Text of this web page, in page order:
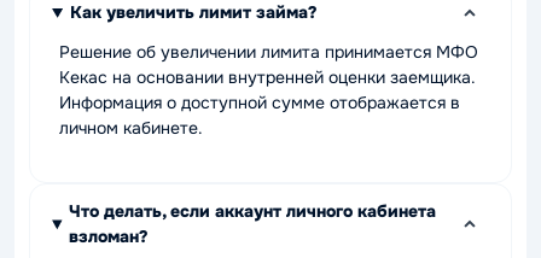
Как увеличить лимит займа?
Решение об увеличении лимита принимается МФО
Кекас на основании внутренней оценки заемщика.
Информация о доступной сумме отображается в
личном кабинете.
Что делать, если аккаунт личного кабинета
взломан?